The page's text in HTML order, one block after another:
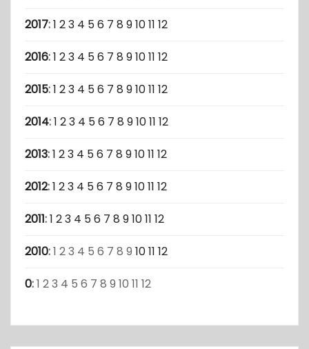
2017:1 23 4 56 7 8 91011 12
2016:1 23 4 56 7 8 91011 12
2015:1 23 4 56 7 8 91011 12
2014:1 23 4 56 7 8 91011 12
2013:1 23 4 56 7 8 91011 12
2012:1 23 4 56 7 8 91011 12
2011:1 23 4 56 7 8 91011 12
2010:1 23 4 5 6 7 8 9 1011 12
0:1 23 4 5 6 7 8 9 10 11 12